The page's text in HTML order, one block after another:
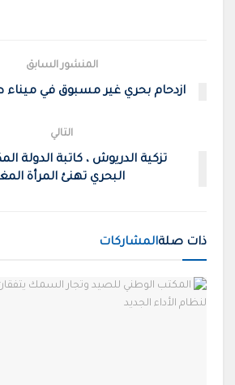
المنشور السابق
ازدحام بحري غير مسبوق في
التالي
تزكية الدريوش ، كاتبة الدولة
البحري تهنئ المرأة
ذات صلةالمشاركات